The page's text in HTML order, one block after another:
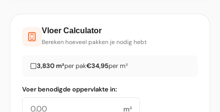
Vloer Calculator
Bereken hoeveel pakken je nodig hebt
3,830 m²per pak€34,95per m²
Voer benodigde oppervlakte in:
m²